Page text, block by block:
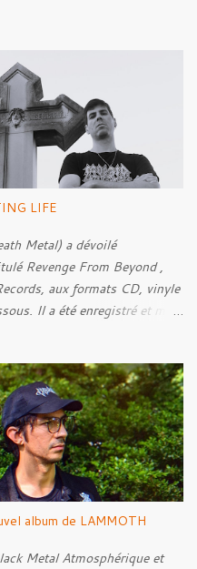
LIFE
Metal) a dévoilé
Revenge From Beyond ,
aux formats CD, vinyle
Il a été enregistré et mixé
From Beyond 06. The
album de LAMMOTH
Metal Atmosphérique et